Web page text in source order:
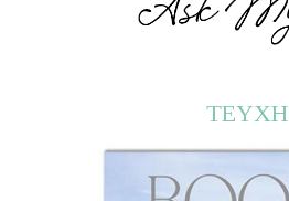
ΤΕΥΧΗ